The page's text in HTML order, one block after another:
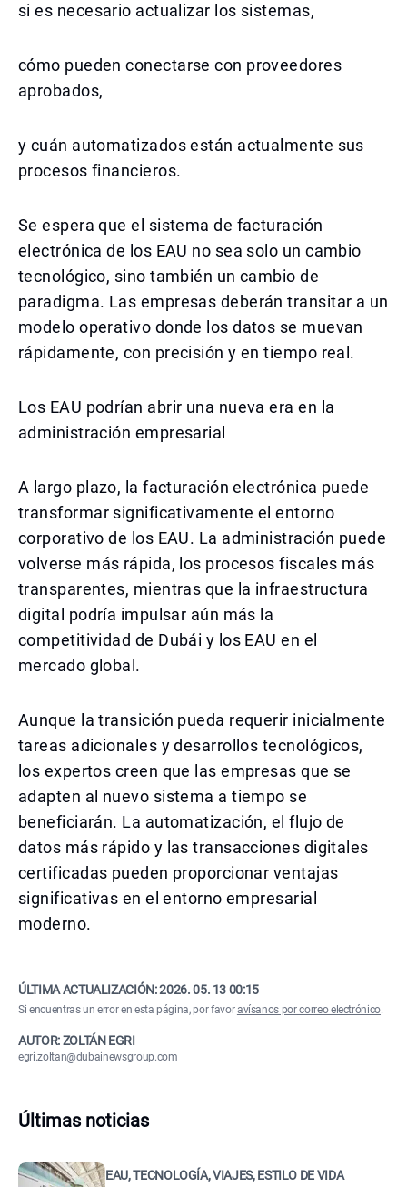
si es necesario actualizar los sistemas,
cómo pueden conectarse con proveedores
aprobados,
y cuán automatizados están actualmente sus
procesos financieros.
Se espera que el sistema de facturación
electrónica de los EAU no sea solo un cambio
tecnológico, sino también un cambio de
paradigma. Las empresas deberán transitar a un
modelo operativo donde los datos se muevan
rápidamente, con precisión y en tiempo real.
Los EAU podrían abrir una nueva era en la
administración empresarial
A largo plazo, la facturación electrónica puede
transformar significativamente el entorno
corporativo de los EAU. La administración puede
volverse más rápida, los procesos fiscales más
transparentes, mientras que la infraestructura
digital podría impulsar aún más la
competitividad de Dubái y los EAU en el
mercado global.
Aunque la transición pueda requerir inicialmente
tareas adicionales y desarrollos tecnológicos,
los expertos creen que las empresas que se
adapten al nuevo sistema a tiempo se
beneficiarán. La automatización, el flujo de
datos más rápido y las transacciones digitales
certificadas pueden proporcionar ventajas
significativas en el entorno empresarial
moderno.
ÚLTIMA ACTUALIZACIÓN:2026. 05. 13 00:15
Si encuentras un error en esta página, por favoravísanos por correo electrónico.
AUTOR: ZOLTÁN EGRI
egri.zoltan@dubainewsgroup.com
Últimas noticias
EAU, TECNOLOGÍA, VIAJES, ESTILO DE VIDA